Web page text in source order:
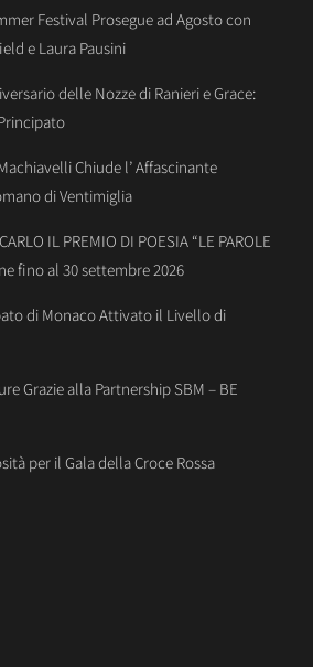
Festival Prosegue ad Agosto con
e Laura Pausini
delle Nozze di Ranieri e Grace:
Chiude l’ Affascinante
di Ventimiglia
IL PREMIO DI POESIA “LE PAROLE
fino al 30 settembre 2026
di Monaco Attivato il Livello di
Grazie alla Partnership SBM – BE
per il Gala della Croce Rossa